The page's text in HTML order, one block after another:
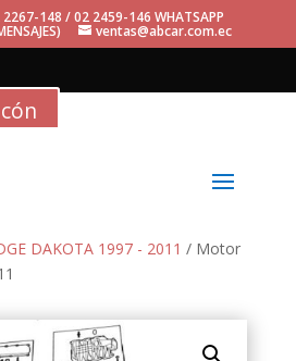
148 / 02 2459-146 WHATSAPP
ventas@abcar.com.ec
DAKOTA 1997 - 2011 / Motor